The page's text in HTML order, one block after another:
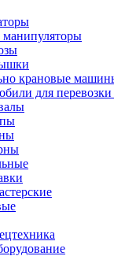
крановые
для